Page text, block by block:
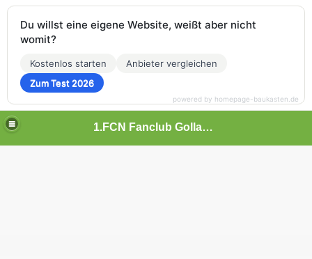
1.FCN Fanclub Gollachgau
Du willst eine eigene Website, weißt aber nicht
womit?
Kostenlos starten
Anbieter vergleichen
Zum Test 2026
powered by homepage-baukasten.de